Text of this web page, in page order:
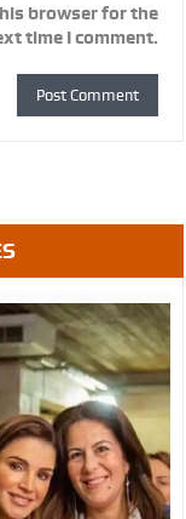
browser for the
time I comment.